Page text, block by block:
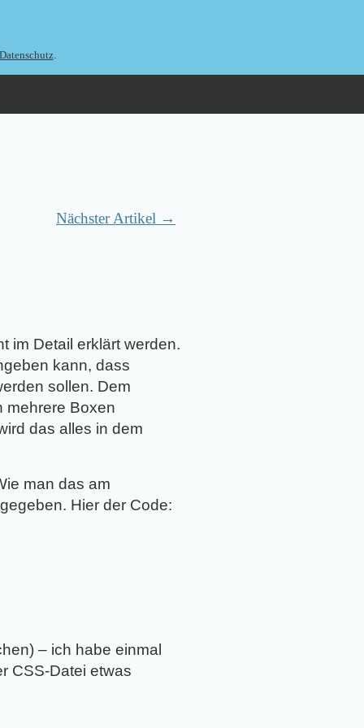
Datenschutz.
Nächster Artikel →
im Detail erklärt werden.
kann, dass
sollen. Dem
mehrere Boxen
das alles in dem
man das am
Hier der Code:
– ich habe einmal
CSS-Datei etwas